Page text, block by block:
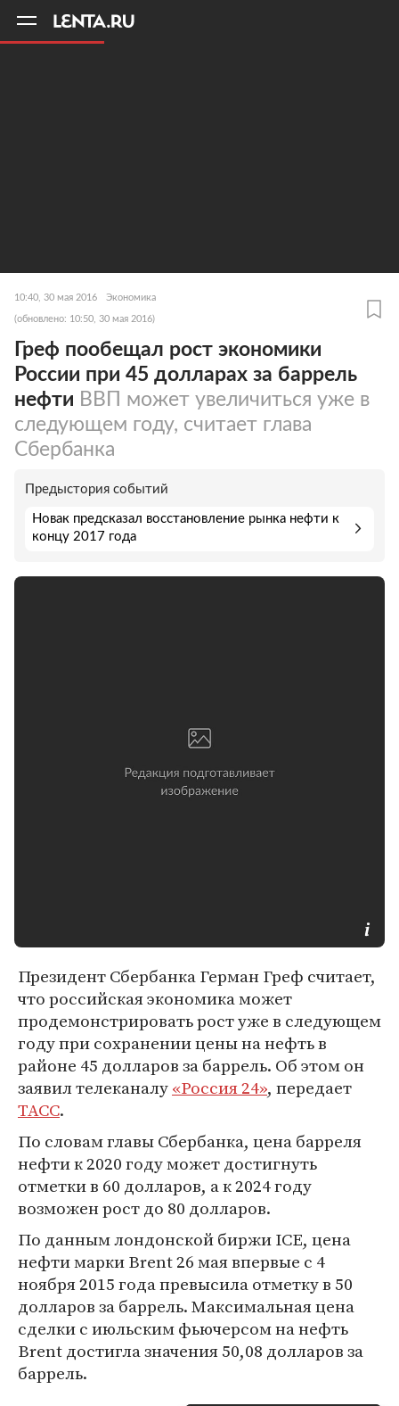
10:40, 30 мая 2016 Экономика
(обновлено: 10:50, 30 мая 2016)
Греф пообещал рост экономики
России при 45 долларах за баррель
нефти ВВП может увеличиться уже в
следующем году, считает глава
Сбербанка
Предыстория событий
Новак предсказал восстановление рынка нефти к
концу 2017 года
Президент Сбербанка Герман Греф считает,
что российская экономика может
продемонстрировать рост уже в следующем
году при сохранении цены на нефть в
районе 45 долларов за баррель. Об этом он
заявил телеканалу«Россия 24», передает
ТАСС.
По словам главы Сбербанка, цена барреля
нефти к 2020 году может достигнуть
отметки в 60 долларов, а к 2024 году
возможен рост до 80 долларов.
По данным лондонской биржи ICE, цена
нефти марки Brent 26 мая впервые с 4
ноября 2015 года превысила отметку в 50
долларов за баррель. Максимальная цена
сделки с июльским фьючерсом на нефть
Brent достигла значения 50,08 долларов за
баррель.